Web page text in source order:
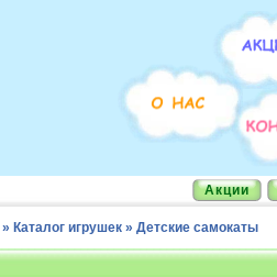
Акции
» Каталог игрушек » Детские самокаты